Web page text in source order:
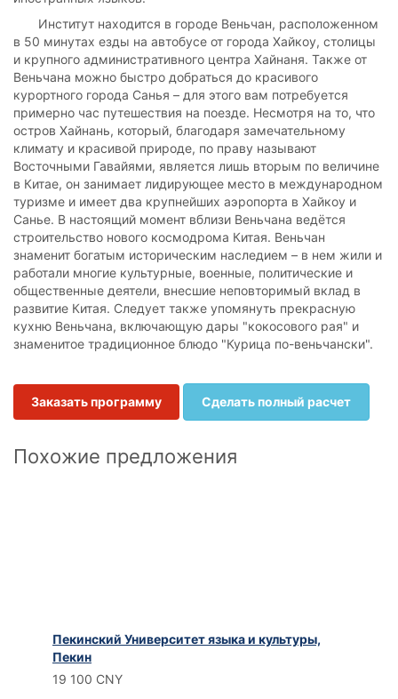
Институт находится в городе Веньчан, расположенном
в 50 минутах езды на автобусе от города Хайкоу, столицы
и крупного административного центра Хайнаня. Также от
Веньчана можно быстро добраться до красивого
курортного города Санья – для этого вам потребуется
примерно час путешествия на поезде. Несмотря на то, что
остров Хайнань, который, благодаря замечательному
климату и красивой природе, по праву называют
Восточными Гавайями, является лишь вторым по величине
в Китае, он занимает лидирующее место в международном
туризме и имеет два крупнейших аэропорта в Хайкоу и
Санье. В настоящий момент вблизи Веньчана ведётся
строительство нового космодрома Китая. Веньчан
знаменит богатым историческим наследием – в нем жили и
работали многие культурные, военные, политические и
общественные деятели, внесшие неповторимый вклад в
развитие Китая. Следует также упомянуть прекрасную
кухню Веньчана, включающую дары "кокосового рая" и
знаменитое традиционное блюдо "Курица по-веньчански".
Заказать программу Сделать полный расчет
Похожие предложения
Пекинский Университет языка и культуры,
Пекин
19 100 CNY